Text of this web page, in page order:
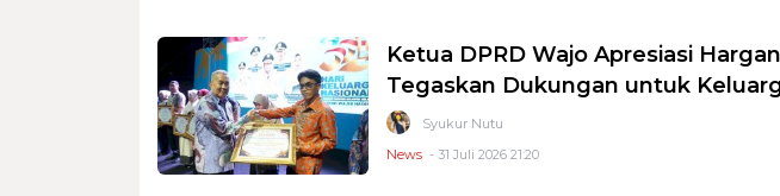
Ketua DPRD Wajo Apresiasi
Tegaskan Dukungan untuk
Syukur Nutu
News - 31 Juli 2026 21:20